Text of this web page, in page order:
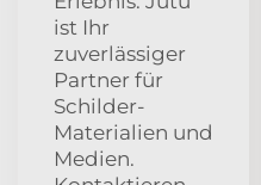
ist Ihr
zuverlässiger
Partner für
Schilder-
Materialien und
Medien.